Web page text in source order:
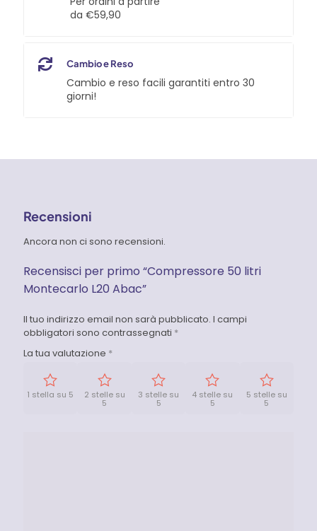
da €59,90
Cambio e Reso
Cambio e reso facili garantiti entro 30
giorni!
Recensioni
Ancora non ci sono recensioni.
Recensisci per primo “Compressore 50 litri
Montecarlo L20 Abac”
Il tuo indirizzo email non sarà pubblicato. I campi
obbligatori sono contrassegnati *
La tua valutazione *
1 stella su 5 2 stelle su
5
3 stelle su
5
4 stelle su
5
5 stelle su
5